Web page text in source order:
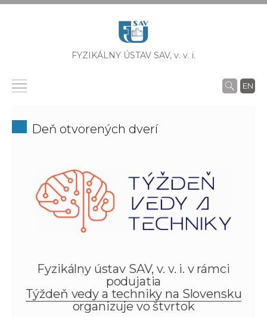
FYZIKÁLNY ÚSTAV SAV, v. v. i.
EN
Deň otvorených dverí
Fyzikálny ústav SAV, v. v. i. v rámci
podujatia
Týždeň vedy a techniky na Slovensku
organizuje vo štvrtok